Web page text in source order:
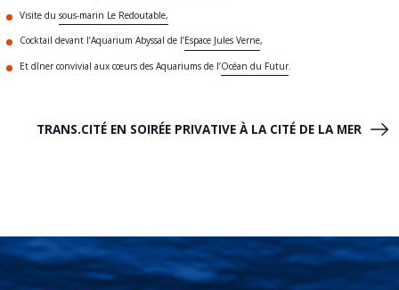
Visite du sous-marin Le Redoutable,
Cocktail devant l’Aquarium Abyssal de l’Espace Jules Verne,
Et dîner convivial aux cœurs des Aquariums de l’Océan du Futur.
TRANS.CITÉ EN SOIRÉE PRIVATIVE À LA CITÉ DE LA MER